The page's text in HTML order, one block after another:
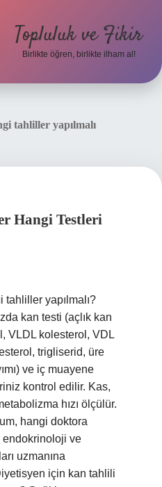
Topluluk ve Fikir
Birlikte öğren, birlikte ilham al!
tahliller yapılmalı
Hangi Testleri
yapılmalı?
kan testi (açlık kan
VLDL kolesterol, VDL
trigliserid, üre
ve iç muayene
kontrol edilir. Kas,
hızı ölçülür.
hangi doktora
ve
uzmanına
için kan tahlili